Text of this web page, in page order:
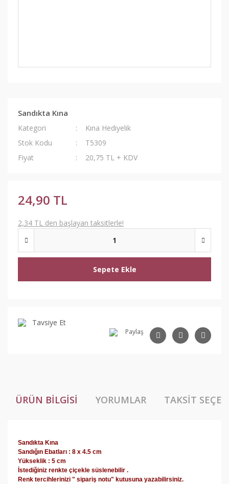
Sandıkta Kına
Kategori
Kına Hediyelik
Stok Kodu
T5309
Fiyat
20,75 TL + KDV
24,90 TL
2,34 TL den başlayan taksitlerle!
Sepete Ekle
Tavsiye Et
Paylaş
ÜRÜN BILGISI YORUMLAR TAKSIT
Sandıkta Kına
Sandığın Ebatları : ​8 x 4.5 cm
Yükseklik : 5 cm
İstediğiniz renkte çiçekle süslenebilir .
Renk tercihlerinizi " sipariş notu" kutusuna yazabilirsiniz.